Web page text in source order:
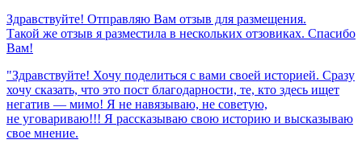
Здравствуйте! Отправляю Вам отзыв для размещения.
Такой же отзыв я разместила в нескольких отзовиках. Спасибо
Вам!
"Здравствуйте! Хочу поделиться с вами своей историей. Сразу
хочу сказать, что это пост благодарности, те, кто здесь ищет
негатив — мимо! Я не навязываю, не советую,
не уговариваю!!! Я рассказываю свою историю и высказываю
свое мнение.